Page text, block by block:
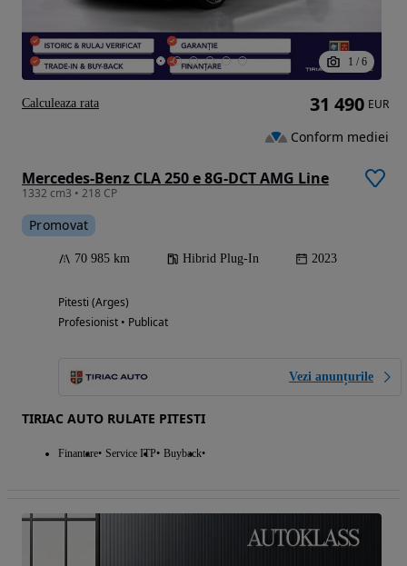
1 / 6
Mercedes-Benz CLA 250 e 8G-DCT AMG Line
1332 cm3 • 218 CP
Promovat
70 985 km Hibrid Plug-In 2023
Pitesti (Arges)
Profesionist • Publicat
Vezi anunțurile
TIRIAC AUTO RULATE PITESTI
Finantare Service ITP Buyback
31 490 EUR
Conform mediei
Calculeaza rata